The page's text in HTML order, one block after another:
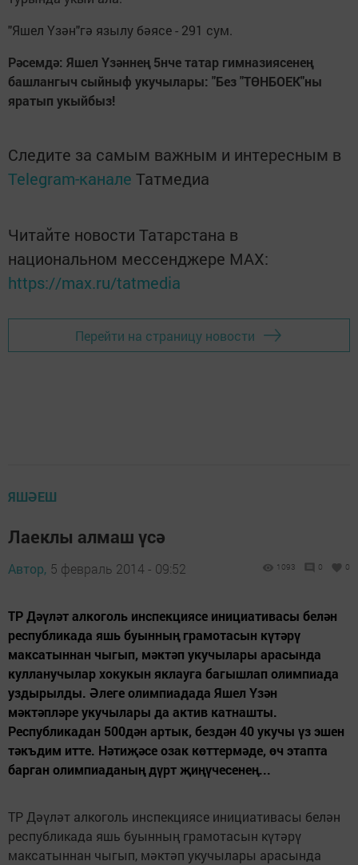
"Яшел Үзән"гә язылу бәясе - 291 сум.
Рәсемдә: Яшел Үзәннең 5нче татар гимназиясенең
башлангыч сыйныф укучылары: "Без "ТӨНБОЕК"ны
яратып укыйбыз!
Следите за самым важным и интересным в
Telegram-канале Татмедиа
Читайте новости Татарстана в
национальном мессенджере MАХ:
https://max.ru/tatmedia
Перейти на страницу новости
ЯШӘЕШ
Лаеклы алмаш үсә
Автор, 5 февраль 2014 - 09:52 1093 0 0
ТР Дәүләт алкоголь инспекциясе инициативасы белән
республикада яшь буынның грамотасын күтәрү
максатыннан чыгып, мәктәп укучылары арасында
кулланучылар хокукын яклауга багышлап олимпиада
уздырылды. Әлеге олимпиадада Яшел Үзән
мәктәпләре укучылары да актив катнашты.
Республикадан 500дән артык, бездән 40 укучы үз эшен
тәкъдим итте. Нәтиҗәсе озак көттермәде, өч этапта
барган олимпиаданың дүрт җиңүчесенең...
ТР Дәүләт алкоголь инспекциясе инициативасы белән
республикада яшь буынның грамотасын күтәрү
максатыннан чыгып, мәктәп укучылары арасында